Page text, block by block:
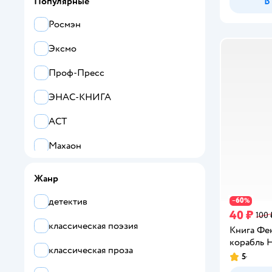
−60%
40 ₽ 100
Книга
корабль
Рейтинг:
5
Росмэн
Эксмо
Проф-Пресс
ЭНАС-КНИГА
АСТ
Махаон
Жанр
детектив
классическая поэзия
классическая проза